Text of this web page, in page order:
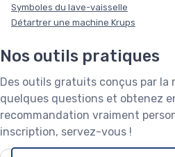
Symboles du lave-vaisselle
Détartrer une machine Krups
Nos outils pratiques
Des outils gratuits conçus par la
quelques questions et obtenez
recommandation vraiment
inscription, servez-vous !